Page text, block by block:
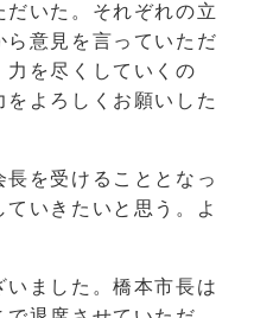
だいた。それぞれの立
意見を言っていただ
力を尽くしていくの
よろしくお願いした
長を受けることとなっ
いきたいと思う。よ
いました。橋本市長は